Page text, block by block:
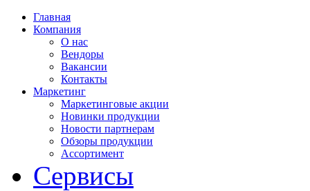
Главная
Компания
О нас
Вендоры
Вакансии
Контакты
Маркетинг
Маркетинговые акции
Новинки продукции
Новости партнерам
Обзоры продукции
Ассортимент
Сервисы